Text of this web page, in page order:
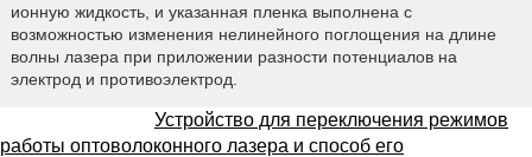
ионную жидкость, и указанная пленка выполнена с
возможностью изменения нелинейного поглощения на длине
волны лазера при приложении разности потенциалов на
электрод и противоэлектрод.
Устройство для переключения режимов
работы оптоволоконного лазера и способ его